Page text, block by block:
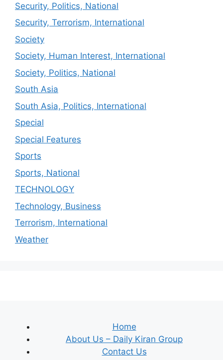
Security, Politics, National
Security, Terrorism, International
Society
Society, Human Interest, International
Society, Politics, National
South Asia
South Asia, Politics, International
Special
Special Features
Sports
Sports, National
TECHNOLOGY
Technology, Business
Terrorism, International
Weather
Home
About Us – Daily Kiran Group
Contact Us